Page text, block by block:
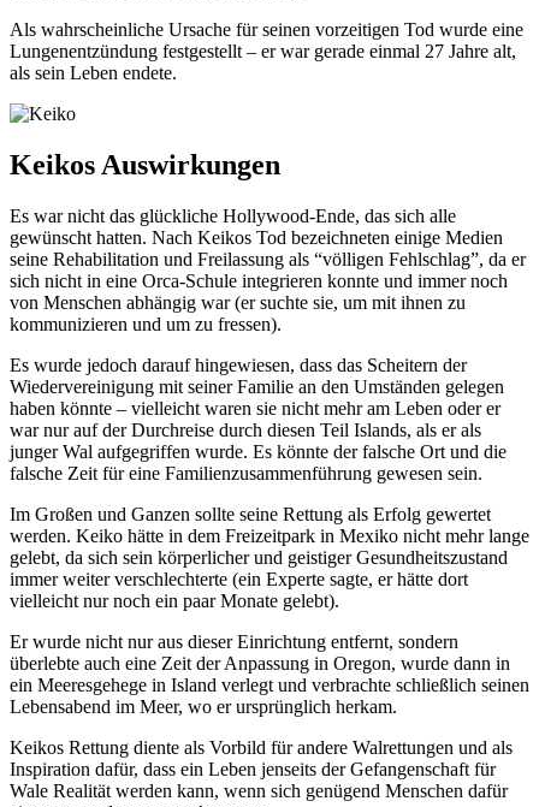
Als wahrscheinliche Ursache für seinen vorzeitigen Tod wurde eine
Lungenentzündung festgestellt – er war gerade einmal 27 Jahre alt,
als sein Leben endete.
Keikos Auswirkungen
Es war nicht das glückliche Hollywood-Ende, das sich alle
gewünscht hatten. Nach Keikos Tod bezeichneten einige Medien
seine Rehabilitation und Freilassung als “völligen Fehlschlag”, da er
sich nicht in eine Orca-Schule integrieren konnte und immer noch
von Menschen abhängig war (er suchte sie, um mit ihnen zu
kommunizieren und um zu fressen).
Es wurde jedoch darauf hingewiesen, dass das Scheitern der
Wiedervereinigung mit seiner Familie an den Umständen gelegen
haben könnte – vielleicht waren sie nicht mehr am Leben oder er
war nur auf der Durchreise durch diesen Teil Islands, als er als
junger Wal aufgegriffen wurde. Es könnte der falsche Ort und die
falsche Zeit für eine Familienzusammenführung gewesen sein.
Im Großen und Ganzen sollte seine Rettung als Erfolg gewertet
werden. Keiko hätte in dem Freizeitpark in Mexiko nicht mehr lange
gelebt, da sich sein körperlicher und geistiger Gesundheitszustand
immer weiter verschlechterte (ein Experte sagte, er hätte dort
vielleicht nur noch ein paar Monate gelebt).
Er wurde nicht nur aus dieser Einrichtung entfernt, sondern
überlebte auch eine Zeit der Anpassung in Oregon, wurde dann in
ein Meeresgehege in Island verlegt und verbrachte schließlich seinen
Lebensabend im Meer, wo er ursprünglich herkam.
Keikos Rettung diente als Vorbild für andere Walrettungen und als
Inspiration dafür, dass ein Leben jenseits der Gefangenschaft für
Wale Realität werden kann, wenn sich genügend Menschen dafür